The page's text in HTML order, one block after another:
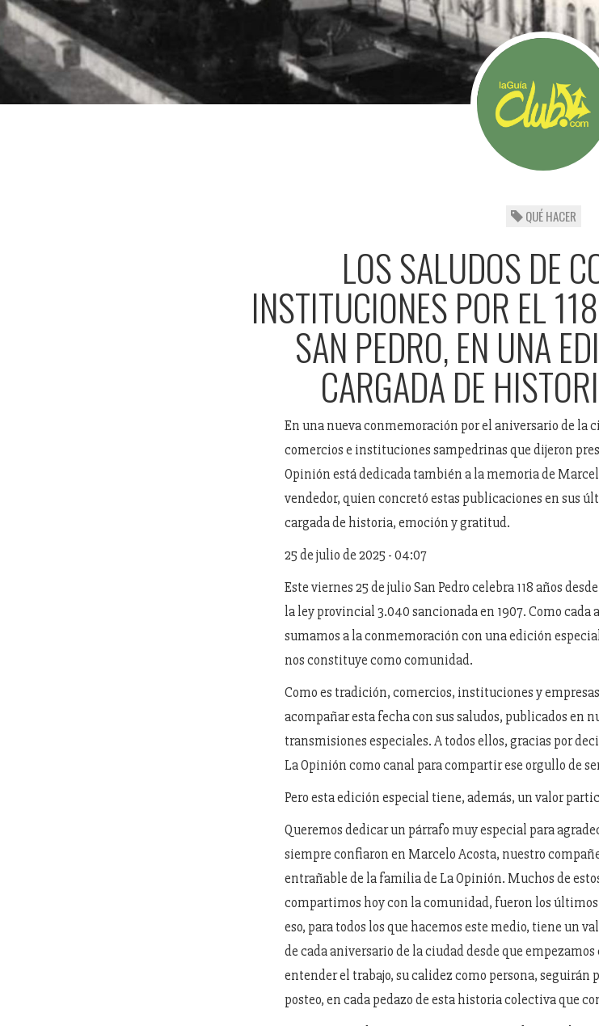
QUÉ HACER
LOS SALUDOS DE
INSTITUCIONES POR EL
SAN PEDRO, EN UNA
CARGADA DE
En una nueva conmemoración por el aniversario de la
comercios e instituciones sampedrinas que dijeron
Opinión está dedicada también a la memoria de
vendedor, quien concretó estas publicaciones en sus
cargada de historia, emoción y gratitud.
25 de julio de 2025 - 04:07
Este viernes 25 de julio San Pedro celebra 118 años
la ley provincial 3.040 sancionada en 1907. Como cada
sumamos a la conmemoración con una edición
nos constituye como comunidad.
Como es tradición, comercios, instituciones y
acompañar esta fecha con sus saludos, publicados en
transmisiones especiales. A todos ellos, gracias por
La Opinión como canal para compartir ese orgullo de
Pero esta edición especial tiene, además, un valor
Queremos dedicar un párrafo muy especial para
siempre confiaron en Marcelo Acosta, nuestro
entrañable de la familia de La Opinión. Muchos de
compartimos hoy con la comunidad, fueron los
eso, para todos los que hacemos este medio, tiene un
de cada aniversario de la ciudad desde que
entender el trabajo, su calidez como persona, seguirán
posteo, en cada pedazo de esta historia colectiva que